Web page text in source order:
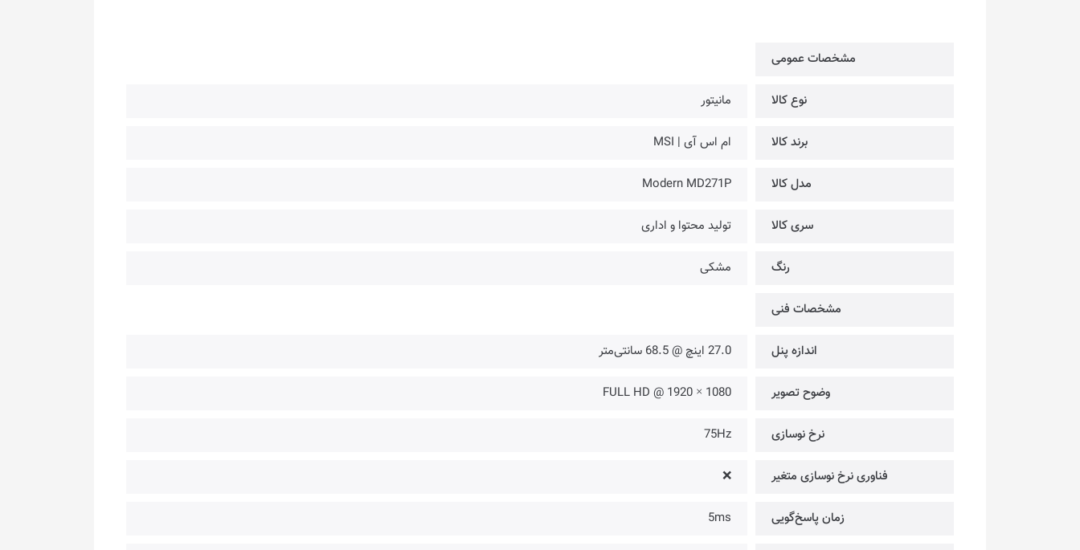
مشخصات عمومی
نوع کالا مانیتور
برند کالا ام اس آی | MSI
مدل کالا Modern MD271P
سری کالا تولید محتوا و اداری
رنگ مشکی
مشخصات فنی
اندازه پنل 27.0 اینچ @ 68.5 سانتی‌متر
وضوح تصویر FULL HD @ 1920 × 1080
نرخ نوسازی 75Hz
فناوری نرخ نوسازی متغیر ❌
زمان پاسخ‌گویی 5ms